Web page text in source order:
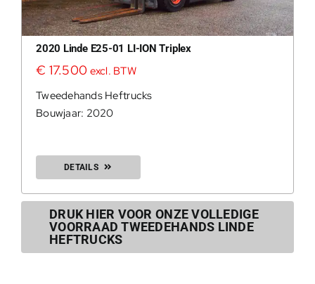
2020 Linde E25-01 LI-ION Triplex
€ 17.500 excl. BTW
Tweedehands Heftrucks
Bouwjaar: 2020
DETAILS
DRUK HIER VOOR ONZE VOLLEDIGE
VOORRAAD TWEEDEHANDS LINDE
HEFTRUCKS